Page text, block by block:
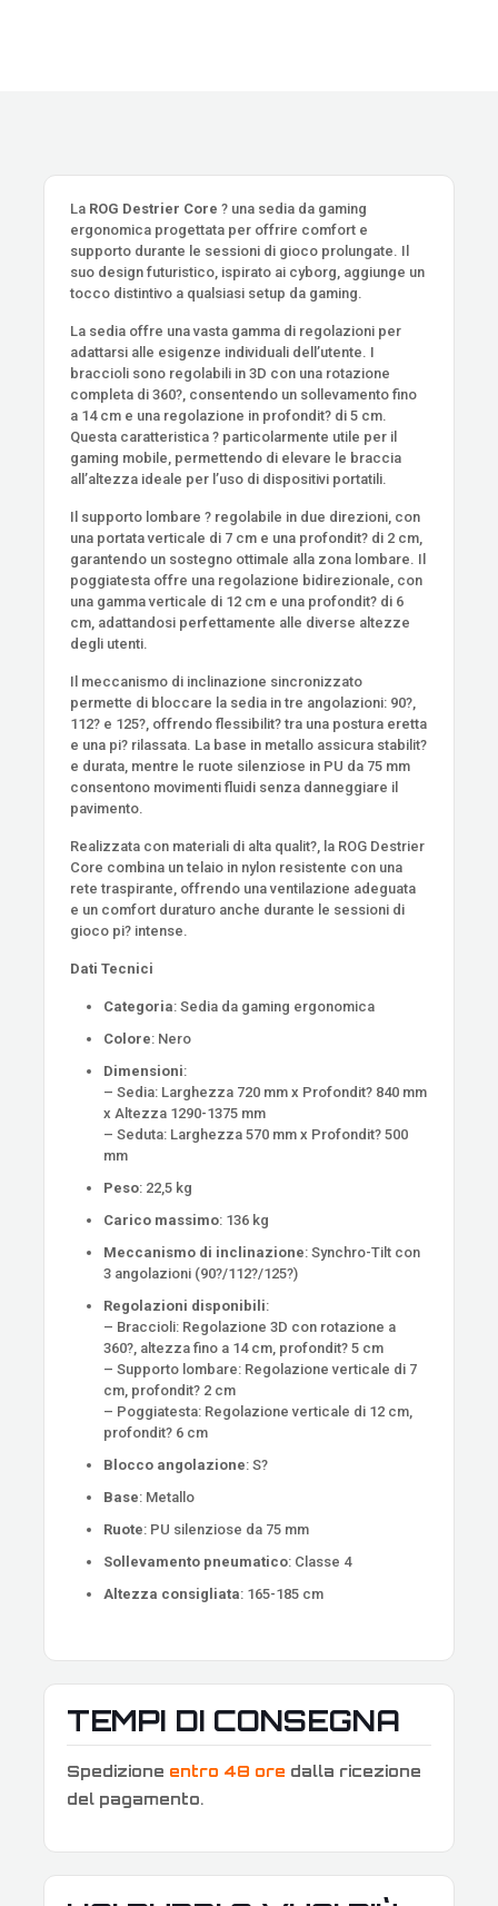
La ROG Destrier Core ? una sedia da gaming
ergonomica progettata per offrire comfort e
supporto durante le sessioni di gioco prolungate. Il
suo design futuristico, ispirato ai cyborg, aggiunge un
tocco distintivo a qualsiasi setup da gaming.
La sedia offre una vasta gamma di regolazioni per
adattarsi alle esigenze individuali dell’utente. I
braccioli sono regolabili in 3D con una rotazione
completa di 360?, consentendo un sollevamento fino
a 14 cm e una regolazione in profondit? di 5 cm.
Questa caratteristica ? particolarmente utile per il
gaming mobile, permettendo di elevare le braccia
all’altezza ideale per l’uso di dispositivi portatili.
Il supporto lombare ? regolabile in due direzioni, con
una portata verticale di 7 cm e una profondit? di 2 cm,
garantendo un sostegno ottimale alla zona lombare. Il
poggiatesta offre una regolazione bidirezionale, con
una gamma verticale di 12 cm e una profondit? di 6
cm, adattandosi perfettamente alle diverse altezze
degli utenti.
Il meccanismo di inclinazione sincronizzato
permette di bloccare la sedia in tre angolazioni: 90?,
112? e 125?, offrendo flessibilit? tra una postura eretta
e una pi? rilassata. La base in metallo assicura stabilit?
e durata, mentre le ruote silenziose in PU da 75 mm
consentono movimenti fluidi senza danneggiare il
pavimento.
Realizzata con materiali di alta qualit?, la ROG Destrier
Core combina un telaio in nylon resistente con una
rete traspirante, offrendo una ventilazione adeguata
e un comfort duraturo anche durante le sessioni di
gioco pi? intense.
Dati Tecnici
Categoria: Sedia da gaming ergonomica
Colore: Nero
Dimensioni:
– Sedia: Larghezza 720 mm x Profondit? 840 mm
x Altezza 1290-1375 mm
– Seduta: Larghezza 570 mm x Profondit? 500
mm
Peso: 22,5 kg
Carico massimo: 136 kg
Meccanismo di inclinazione: Synchro-Tilt con
3 angolazioni (90?/112?/125?)
Regolazioni disponibili:
– Braccioli: Regolazione 3D con rotazione a
360?, altezza fino a 14 cm, profondit? 5 cm
– Supporto lombare: Regolazione verticale di 7
cm, profondit? 2 cm
– Poggiatesta: Regolazione verticale di 12 cm,
profondit? 6 cm
Blocco angolazione: S?
Base: Metallo
Ruote: PU silenziose da 75 mm
Sollevamento pneumatico: Classe 4
Altezza consigliata: 165-185 cm
TEMPI DI CONSEGNA
Spedizione entro 48 ore dalla ricezione
del pagamento.